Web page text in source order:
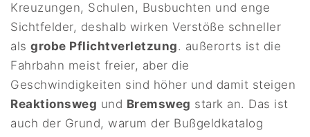
Kreuzungen, Schulen, Busbuchten und enge
Sichtfelder, deshalb wirken Verstöße schneller
alsgrobe Pflichtverletzung. außerorts ist die
Fahrbahn meist freier, aber die
Geschwindigkeiten sind höher und damit steigen
Reaktionsweg und Bremsweg stark an. Das ist
auch der Grund, warum der Bußgeldkatalog